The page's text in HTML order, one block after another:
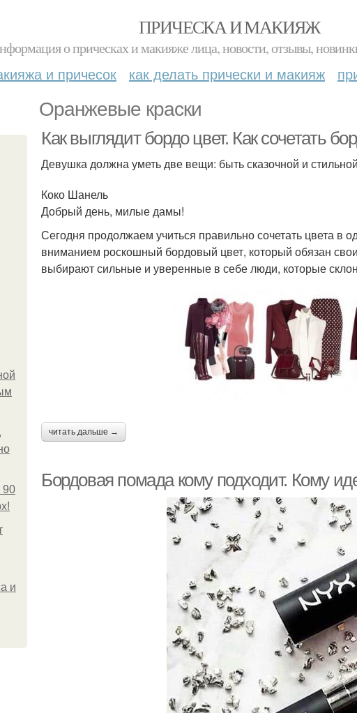
ПРИЧЕСКА И МАКИЯЖ
о прическах и макияже лица, новости, отзывы,
и причесок как делать прически и макияж
Оранжевые краски
90
и
Как выглядит бордо цвет. Как сочетать
Девушка должна уметь две вещи: быть сказочной и
Коко Шанель
Добрый день, милые дамы!
Сегодня продолжаем учиться правильно сочетать цвета в
вниманием роскошный бордовый цвет, который обязан
выбирают сильные и уверенные в себе люди, которые
читать дальше →
Бордовая помада кому подходит. Кому